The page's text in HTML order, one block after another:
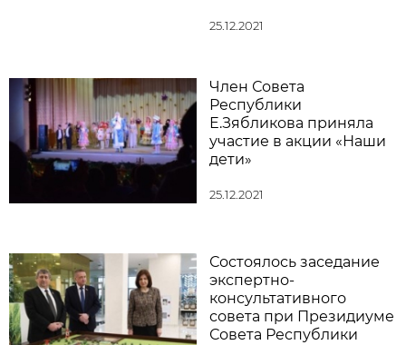
25.12.2021
Член Совета
Республики
Е.Зябликова приняла
участие в акции «Наши
дети»
25.12.2021
Состоялось заседание
экспертно-
консультативного
совета при Президиуме
Совета Республики